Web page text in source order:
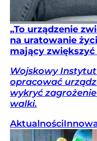
„To urządzenie
na uratowanie
mający
Wojskowy
opracować
wykryć
walki.
Aktualności